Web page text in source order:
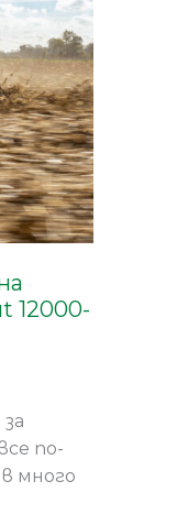
12000-
по-
много